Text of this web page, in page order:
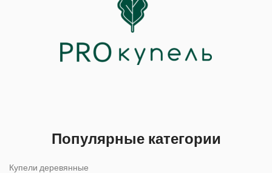
Популярные категории
Купели деревянные